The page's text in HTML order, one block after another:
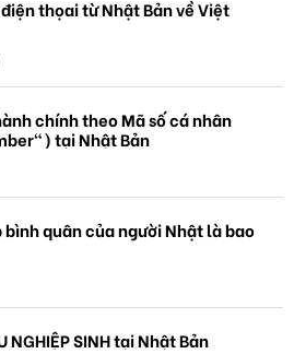
thọai từ Nhật Bản về Việt
chính theo Mã số cá nhân
tại Nhật Bản
bình quân của người Nhật là bao
NGHIỆP SINH tại Nhật Bản